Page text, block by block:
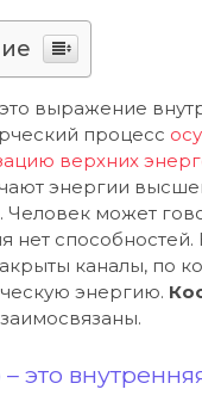
выражение
процесс
верхних
энергии
Человек может
нет
каналы, по
энергию.
это